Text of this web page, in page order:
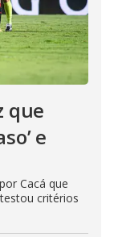
que
e
Cacá que
critérios